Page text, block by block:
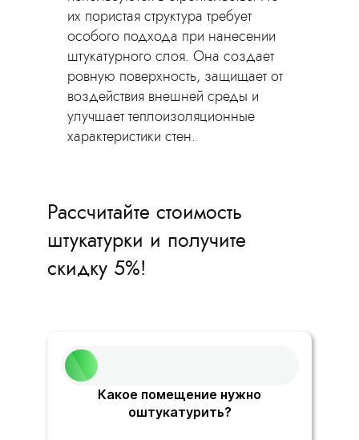
их пористая структура требует
особого подхода при нанесении
штукатурного слоя. Она создает
ровную поверхность, защищает от
воздействия внешней среды и
улучшает теплоизоляционные
характеристики стен.
Рассчитайте стоимость
штукатурки и получите
скидку 5%!
Какое помещение нужно
оштукатурить?